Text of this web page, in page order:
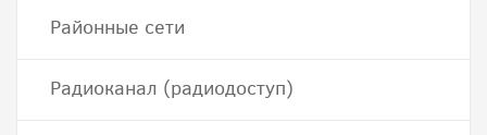
Районные сети
Радиоканал (радиодоступ)